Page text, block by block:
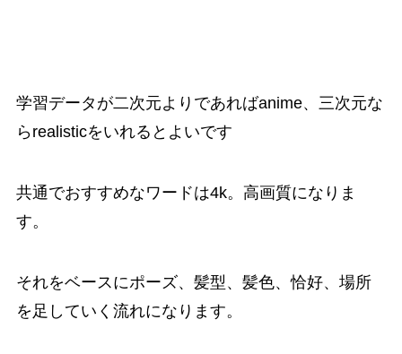
学習データが二次元よりであればanime、三次元な
らrealisticをいれるとよいです
共通でおすすめなワードは4k。高画質になりま
す。
それをベースにポーズ、髪型、髪色、恰好、場所
を足していく流れになります。